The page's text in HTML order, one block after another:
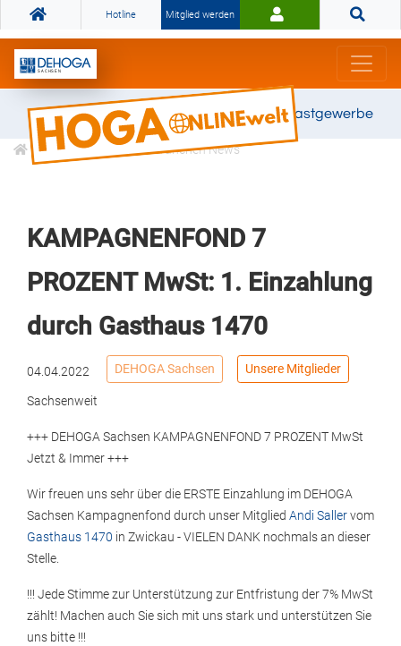
Hotline Mitglied werden
Gemeinsam stark für das Gastgewerbe
Informationen Branchen News
KAMPAGNENFOND 7
PROZENT MwSt: 1. Einzahlung
durch Gasthaus 1470
04.04.2022 DEHOGA Sachsen Unsere Mitglieder
Sachsenweit
+++ DEHOGA Sachsen KAMPAGNENFOND 7 PROZENT MwSt
Jetzt & Immer +++
Wir freuen uns sehr über die ERSTE Einzahlung im DEHOGA
Sachsen Kampagnenfond durch unser Mitglied Andi Sallervom
Gasthaus 1470 in Zwickau - VIELEN DANK nochmals an dieser
Stelle.
!!! Jede Stimme zur Unterstützung zur Entfristung der 7% MwSt
zählt! Machen auch Sie sich mit uns stark und unterstützen Sie
uns bitte !!!